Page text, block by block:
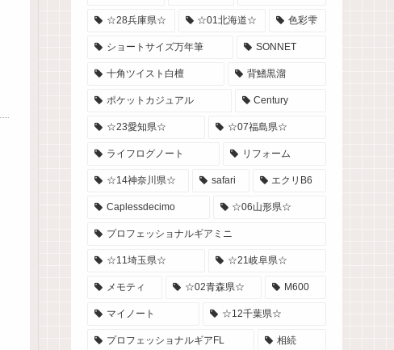
☆28兵庫県☆ ☆01北海道☆ 色彩雫
ショートサイズ万年筆 SONNET
十角ツイスト白檀 背鰭黒溜
ポケットカジュアル Century
☆23愛知県☆ ☆07福島県☆
ライフログノート リフォーム
☆14神奈川県☆ safari エクリB6
Caplessdecimo ☆06山形県☆
プロフェッショナルギアミニ
☆11埼玉県☆ ☆21岐阜県☆
メモティ ☆02青森県☆ M600
マイノート ☆12千葉県☆
プロフェッショナルギアFL 相続